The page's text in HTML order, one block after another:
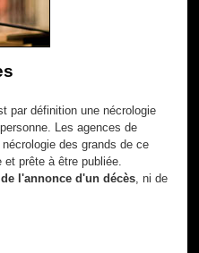
par définition une nécrologie
Les agences de
des grands de ce
prête à être publiée.
l'annonce d'un décès , ni de